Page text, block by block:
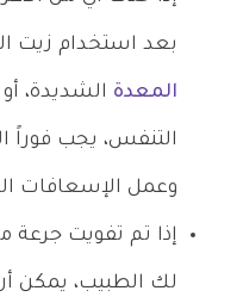
بعد استخدام زيت
المعدة الشديدة،
التنفس، يجب فوراً
وعمل الإسعافات
إذا تم تفويت جرعة
لك الطبيب، يمكن